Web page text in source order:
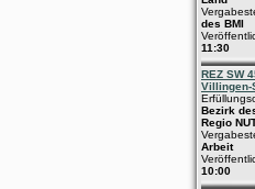
des BMI
11:30
REZ SW
Villingen-
Bezirk
Regio
Arbeit
10:00